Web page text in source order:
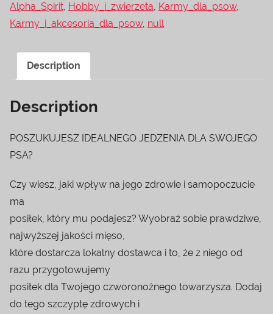
Alpha_Spirit, Hobby_i_zwierzeta, Karmy_dla_psow,
Karmy_i_akcesoria_dla_psow, null
Description
Description
POSZUKUJESZ IDEALNEGO JEDZENIA DLA SWOJEGO
PSA?
Czy wiesz, jaki wpływ na jego zdrowie i samopoczucie
ma
posiłek, który mu podajesz? Wyobraź sobie prawdziwe,
najwyższej jakości mięso,
które dostarcza lokalny dostawca i to, że z niego od
razu przygotowujemy
posiłek dla Twojego czworonożnego towarzysza. Dodaj
do tego szczyptę zdrowych i